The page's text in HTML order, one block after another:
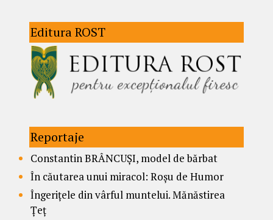
Editura ROST
Reportaje
Constantin BRÂNCUȘI, model de bărbat
În căutarea unui miracol: Roșu de Humor
Îngerițele din vârful muntelui. Mănăstirea
Țeț